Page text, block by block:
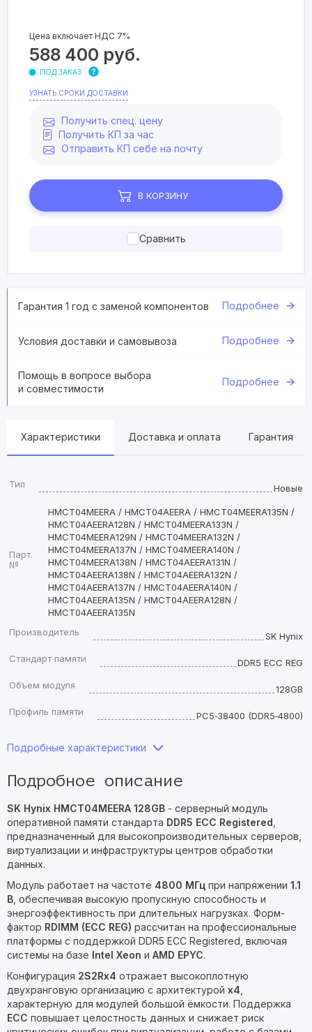
Цена включает НДС 7%
588 400 руб.
ПОД ЗАКАЗ
УЗНАТЬ СРОКИ ДОСТАВКИ
Получить спец. цену
Получить КП за час
Отправить КП себе на почту
В КОРЗИНУ
Сравнить
Гарантия 1 год с заменой компонентов Подробнее
Условия доставки и самовывоза Подробнее
Помощь в вопросе выбора
и совместимости
Подробнее
Характеристики Доставка и оплата Гарантия
Тип Новые
Парт.
№
HMCT04MEERA / HMCT04AEERA / HMCT04MEERA135N /
HMCT04AEERA128N / HMCT04MEERA133N /
HMCT04MEERA129N / HMCT04MEERA132N /
HMCT04MEERA137N / HMCT04MEERA140N /
HMCT04MEERA138N / HMCT04AEERA131N /
HMCT04AEERA138N / HMCT04AEERA132N /
HMCT04AEERA137N / HMCT04AEERA140N /
HMCT04AEERA135N / HMCT04AEERA128N /
HMCT04AEERA135N
Производитель
SK Hynix
Стандарт памяти
DDR5 ECC REG
Объем модуля
128GB
Профиль памяти
PC5‑38400 (DDR5‑4800)
Подробные характеристики
Подробное описание
SK Hynix HMCT04MEERA 128GB - серверный модуль
оперативной памяти стандарта DDR5 ECC Registered
предназначенный для высокопроизводительных серверов,
виртуализации и инфраструктуры центров обработки
данных.
Модуль работает на частоте 4800 МГц при напряжении 1.1
В , обеспечивая высокую пропускную способность и
энергоэффективность при длительных нагрузках. Форм-
фактор RDIMM (ECC REG) рассчитан на профессиональные
платформы с поддержкой DDR5 ECC Registered, включая
системы на базе Intel Xeon и AMD EPYC.
Конфигурация 2S2Rx4 отражает высокоплотную
двухранговую организацию с архитектурой x4
характерную для модулей большой ёмкости. Поддержка
ECC повышает целостность данных и снижает риск